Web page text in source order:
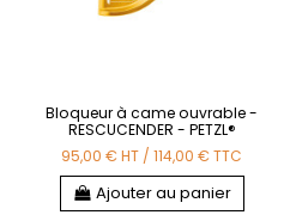
Bloqueur à came ouvrable -
RESCUCENDER - PETZL®
95,00 €HT /114,00 €TTC
Ajouter au panier